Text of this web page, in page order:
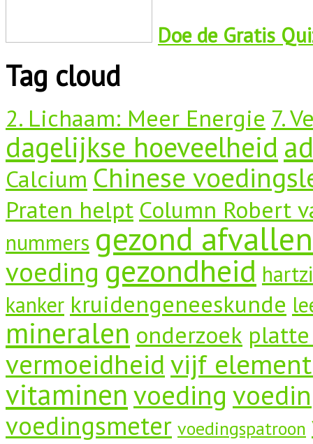
Doe de Gratis
Tag cloud
2. Lichaam: Meer Energie 7.
dagelijkse hoeveelheid
Calcium Chinese
Praten helpt Column Robert
nummers gezond afvallen
voeding gezondheid
kanker kruidengeneeskunde
mineralen onderzoek
vermoeidheidvijf
vitaminenvoeding
voedingsmeter voedingspatroon